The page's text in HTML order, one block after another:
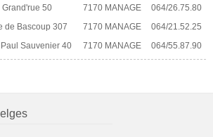
Grand'rue 50 7170 MANAGE
064/26.75.80
de Bascoup 307 7170 MANAGE
064/21.52.25
Sauvenier 40 7170 MANAGE 064/55.87.90